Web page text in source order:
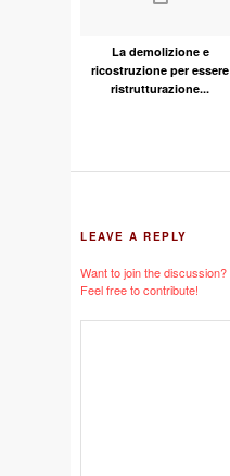
La demolizione e
ricostruzione per essere
ristrutturazione...
LEAVE A REPLY
Want to join the discussion?
Feel free to contribute!